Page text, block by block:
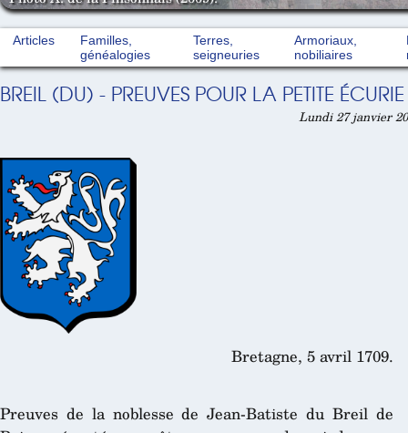
Articles
Familles,
généalogies
Terres,
seigneuries
Armoriaux,
nobiliaires
BREIL (DU) - PREUVES POUR LA PETITE
Lundi 27 janvier
Bretagne, 5 avril 1709.
Preuves de la noblesse de Jean-Batiste du Breil de